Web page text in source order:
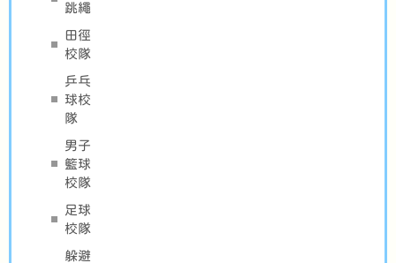
跳繩
田徑
校隊
乒乓
球校
隊
男子
籃球
校隊
足球
校隊
躲避